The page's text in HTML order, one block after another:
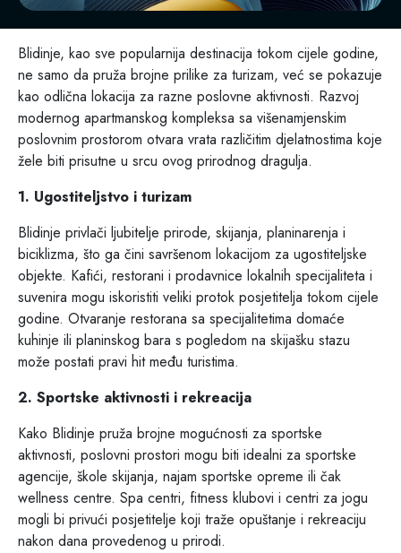
Blidinje, kao sve popularnija destinacija tokom cijele godine,
ne samo da pruža brojne prilike za turizam, već se pokazuje
kao odlična lokacija za razne poslovne aktivnosti. Razvoj
modernog apartmanskog kompleksa sa višenamjenskim
poslovnim prostorom otvara vrata različitim djelatnostima koje
žele biti prisutne u srcu ovog prirodnog dragulja.
1. Ugostiteljstvo i turizam
Blidinje privlači ljubitelje prirode, skijanja, planinarenja i
biciklizma, što ga čini savršenom lokacijom za ugostiteljske
objekte. Kafići, restorani i prodavnice lokalnih specijaliteta i
suvenira mogu iskoristiti veliki protok posjetitelja tokom cijele
godine. Otvaranje restorana sa specijalitetima domaće
kuhinje ili planinskog bara s pogledom na skijašku stazu
može postati pravi hit među turistima.
2. Sportske aktivnosti i rekreacija
Kako Blidinje pruža brojne mogućnosti za sportske
aktivnosti, poslovni prostori mogu biti idealni za sportske
agencije, škole skijanja, najam sportske opreme ili čak
wellness centre. Spa centri, fitness klubovi i centri za jogu
mogli bi privući posjetitelje koji traže opuštanje i rekreaciju
nakon dana provedenog u prirodi.